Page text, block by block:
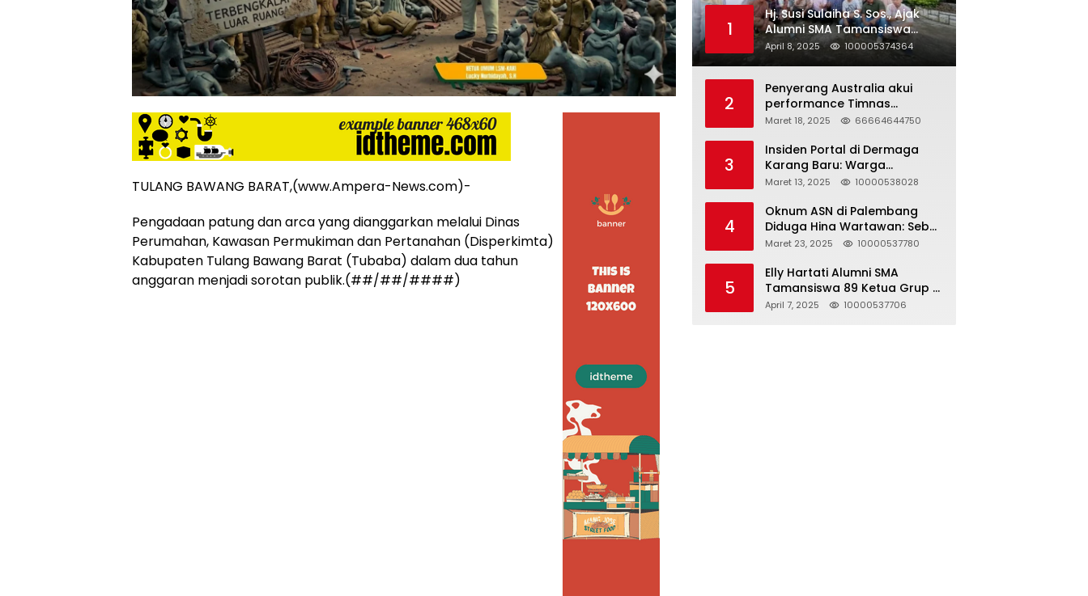
siber
lebih
eksklusif,
bergaya
trendi,
mengandung
unsur
edukasi,
gaya
hiburan,
dari
SARA,
narkoba
dan
berita
TULANG BAWANG BARAT,(www.Ampera-News.com)-
Pengadaan patung dan arca yang dianggarkan melalui Dinas
Perumahan, Kawasan Permukiman dan Pertanahan (Disperkimta)
Kabupaten Tulang Bawang Barat (Tubaba) dalam dua tahun
anggaran menjadi sorotan publik.(##/##/####)
1
Hj. Susi Sulaiha S. Sos., Ajak
Alumni SMA Tamansiswa
Palembang Angkatan 91 Halal
Bihalal
April 8, 2025 100005374364
2
Penyerang Australia akui
performance Timnas
Indonesia
Maret 18, 2025 66664644750
3
Insiden Portal di Dermaga
Karang Baru: Warga
Klarifikasi dan Kritik
Akurat
Maret 13, 2025 10000538028
4
Oknum ASN di Palembang
Diduga Hina Wartawan: Sebut
Profesi Jurnalis Hanya
Berujung Dugaan
Pelanggaran UU ITE!
Maret 23, 2025 10000537780
5
Elly Hartati Alumni SMA
Tamansiswa 89 Ketua Grup S
4 Laksanakan Giat
April 7, 2025 10000537706